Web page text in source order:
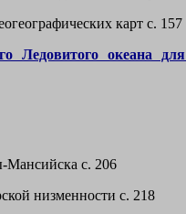
карт с. 157
Ледовитого океана
Мансийска с. 206
низменности с. 218